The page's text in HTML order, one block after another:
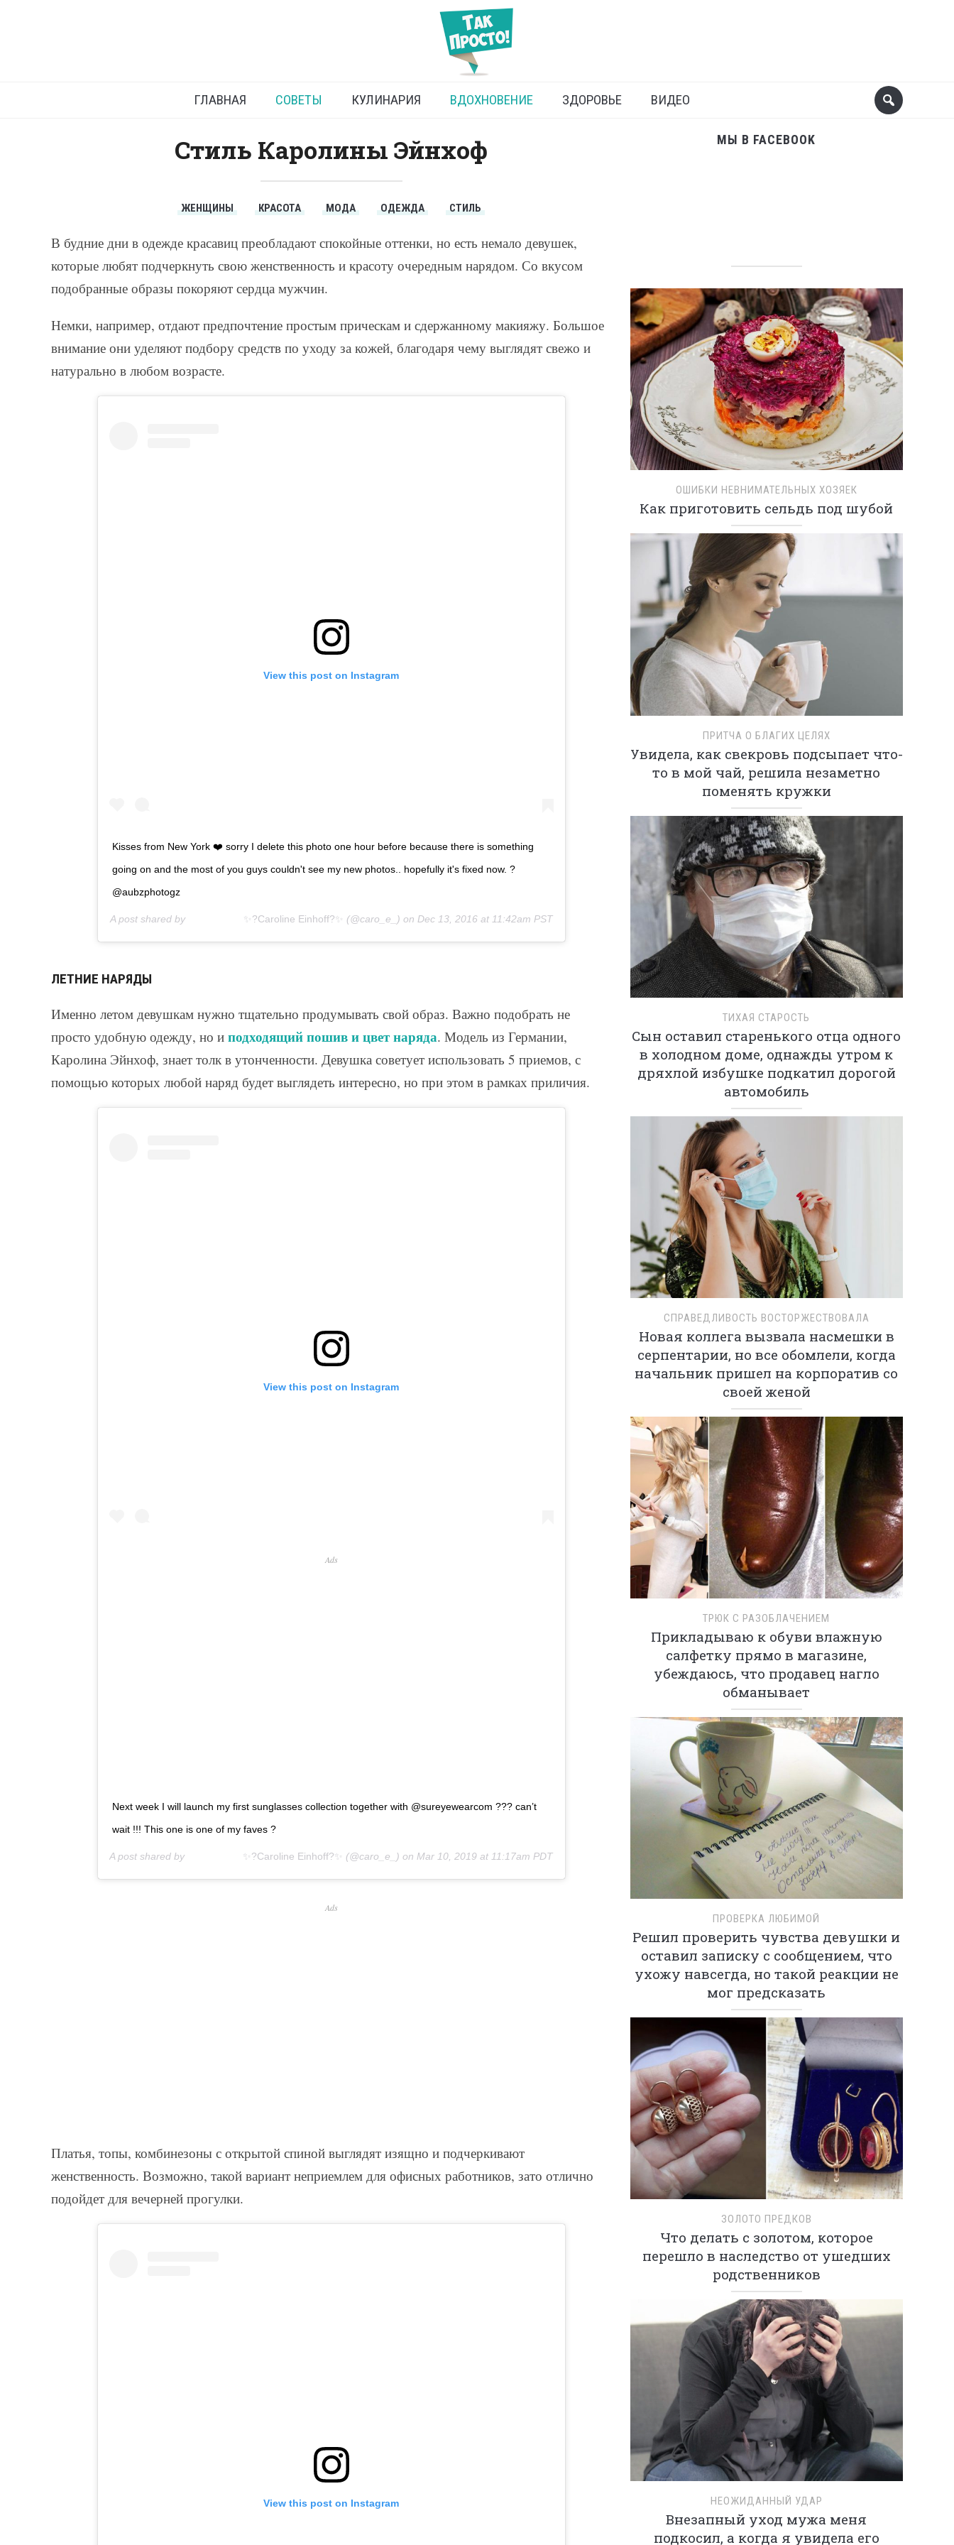
Летние наряды
ГЛАВНАЯ СОВЕТЫ КУЛИНАРИЯ ВДОХНОВЕНИЕ ЗДОРОВЬЕ ВИДЕО
Стиль Каролины Эйнхоф
ЖЕНЩИНЫ КРАСОТА МОДА ОДЕЖДА СТИЛЬ
В будние дни в одежде красавиц преобладают спокойные оттенки, но есть немало девушек,
которые любят подчеркнуть свою женственность и красоту очередным нарядом. Со вкусом
подобранные образы покоряют сердца мужчин.
Немки, например, отдают предпочтение простым прическам и сдержанному макияжу. Большое
внимание они уделяют подбору средств по уходу за кожей, благодаря чему выглядят свежо и
натурально в любом возрасте.
View this post on Instagram
Kisses from New York ❤️ sorry I delete this photo one hour before because there is something
going on and the most of you guys couldn't see my new photos.. hopefully it's fixed now. ?
@aubzphotogz
A post shared by ⠀⠀⠀⠀⠀ ⠀ ⠀✨?Caroline Einhoff?✨ (@caro_e_) on Dec 13, 2016 at 11:42am PST
ЛЕТНИЕ НАРЯДЫ
Именно летом девушкам нужно тщательно продумывать свой образ. Важно подобрать не
просто удобную одежду, но и подходящий пошив и цвет наряда. Модель из Германии,
Каролина Эйнхоф, знает толк в утонченности. Девушка советует использовать 5 приемов, с
помощью которых любой наряд будет выглядеть интересно, но при этом в рамках приличия.
View this post on Instagram
Ads
Next week I will launch my first sunglasses collection together with @sureyewearcom ??? can’t
wait !!! This one is one of my faves ?
A post shared by ⠀⠀⠀⠀⠀ ⠀ ⠀✨?Caroline Einhoff?✨ (@caro_e_) on Mar 10, 2019 at 11:17am PDT
Ads
Платья, топы, комбинезоны с открытой спиной выглядят изящно и подчеркивают
женственность. Возможно, такой вариант неприемлем для офисных работников, зато отлично
подойдет для вечерней прогулки.
View this post on Instagram
МЫ В FACEBOOK
ОШИБКИ НЕВНИМАТЕЛЬНЫХ ХОЗЯЕК
Как приготовить сельдь под шубой
ПРИТЧА О БЛАГИХ ЦЕЛЯХ
Увидела, как свекровь подсыпает что-
то в мой чай, решила незаметно
поменять кружки
ТИХАЯ СТАРОСТЬ
Сын оставил старенького отца одного
в холодном доме, однажды утром к
дряхлой избушке подкатил дорогой
автомобиль
СПРАВЕДЛИВОСТЬ ВОСТОРЖЕСТВОВАЛА
Новая коллега вызвала насмешки в
серпентарии, но все обомлели, когда
начальник пришел на корпоратив со
своей женой
ТРЮК С РАЗОБЛАЧЕНИЕМ
Прикладываю к обуви влажную
салфетку прямо в магазине,
убеждаюсь, что продавец нагло
обманывает
ПРОВЕРКА ЛЮБИМОЙ
Решил проверить чувства девушки и
оставил записку с сообщением, что
ухожу навсегда, но такой реакции не
мог предсказать
ЗОЛОТО ПРЕДКОВ
Что делать с золотом, которое
перешло в наследство от ушедших
родственников
НЕОЖИДАННЫЙ УДАР
Внезапный уход мужа меня
подкосил, а когда я увидела его